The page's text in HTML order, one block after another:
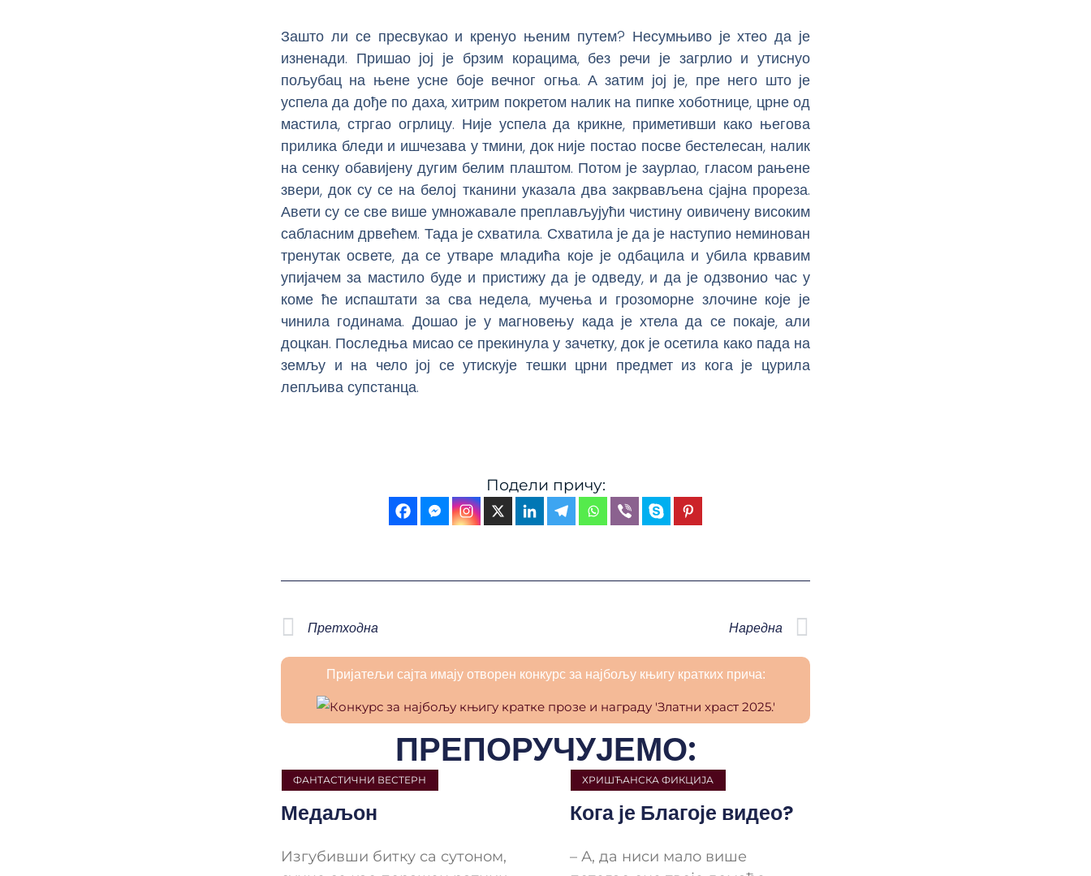
Зашто ли се пресвукао и кренуо њеним путем? Несумњиво је хтео да је
изненади. Пришао јој је брзим корацима, без речи је загрлио и утиснуо
пољубац на њене усне боје вечног огња. А затим јој је, пре него што је
успела да дође по даха, хитрим покретом налик на пипке хоботнице, црне од
мастила, стргао огрлицу. Није успела да крикне, приметивши како његова
прилика бледи и ишчезава у тмини, док није постао посве бестелесан, налик
на сенку обавијену дугим белим плаштом. Потом је заурлао, гласом рањене
звери, док су се на белој тканини указала два закрвављена сјајна прореза.
Авети су се све више умножавале преплављујући чистину оивичену високим
сабласним дрвећем. Тада је схватила. Схватила је да је наступио неминован
тренутак освете, да се утваре младића које је одбацила и убила крвавим
упијачем за мастило буде и пристижу да је одведу, и да је одзвонио час у
коме ће испаштати за сва недела, мучења и грозоморне злочине које је
чинила годинама. Дошао је у магновењу када је хтела да се покаје, али
доцкан. Последња мисао се прекинула у зачетку, док је осетила како пада на
земљу и на чело јој се утискује тешки црни предмет из кога је цурила
лепљива супстанца.
Подели причу:
Претходна Наредна
Пријатељи сајта имају отворен конкурс за најбољу књигу кратких прича:
ПРЕПОРУЧУЈЕМО:
ФАНТАСТИЧНИ ВЕСТЕРН
Медаљон
Изгубивши битку са сутоном,
ХРИШЋАНСКА ФИКЦИЈА
Кога је Благоје видео?
– А, да ниси мало више